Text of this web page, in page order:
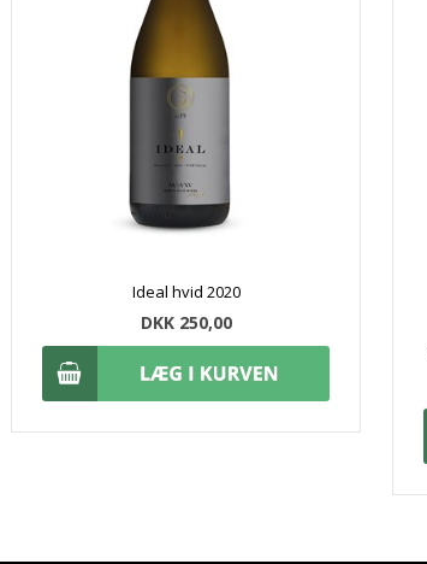
Ideal hvid 2020
DKK 250,00